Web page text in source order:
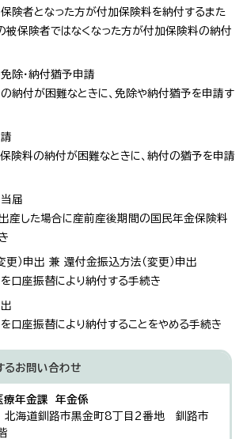
険者となった方が付加保険料を納付するまた
被保険者ではなくなった方が付加保険料の納付
除・納付猶予申請
納付が困難なときに、免除や納付猶予を申請す
険料の納付が困難なときに、納付の猶予を申請
届
産した場合に産前産後期間の国民年金保険料
更）申出 兼 還付金振込方法（変更）申出
口座振替により納付する手続き
口座振替により納付することをやめる手続き
るお問い合わせ
療年金課 年金係
海道釧路市黒金町8丁目2番地 釧路市